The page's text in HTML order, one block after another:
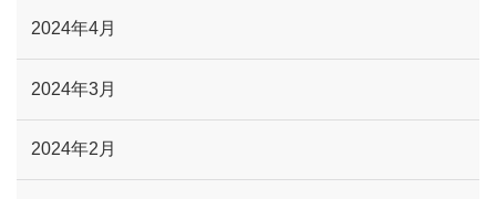
2024年4月
2024年3月
2024年2月